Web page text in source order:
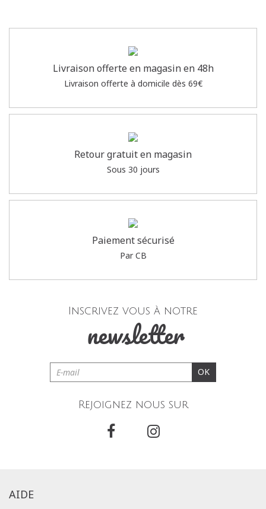
Livraison offerte en magasin en 48h
Livraison offerte à domicile dès 69€
Retour gratuit en magasin
Sous 30 jours
Paiement sécurisé
Par CB
Inscrivez vous à notre
newsletter
OK
Rejoignez nous sur
AIDE